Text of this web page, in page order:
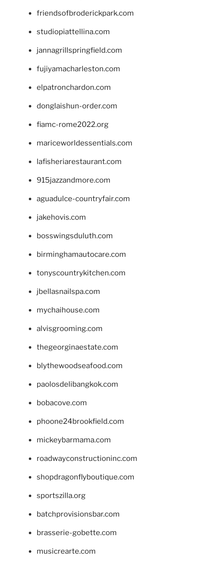
friendsofbroderickpark.com
studiopiattellina.com
jannagrillspringfield.com
fujiyamacharleston.com
elpatronchardon.com
donglaishun-order.com
fiamc-rome2022.org
mariceworldessentials.com
lafisheriarestaurant.com
915jazzandmore.com
aguadulce-countryfair.com
jakehovis.com
bosswingsduluth.com
birminghamautocare.com
tonyscountrykitchen.com
jbellasnailspa.com
mychaihouse.com
alvisgrooming.com
thegeorginaestate.com
blythewoodseafood.com
paolosdelibangkok.com
bobacove.com
phoone24brookfield.com
mickeybarmama.com
roadwayconstructioninc.com
shopdragonflyboutique.com
sportszilla.org
batchprovisionsbar.com
brasserie-gobette.com
musicrearte.com